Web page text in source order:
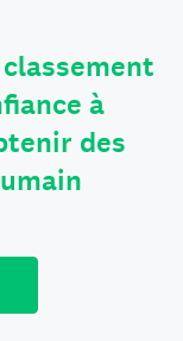
à
des